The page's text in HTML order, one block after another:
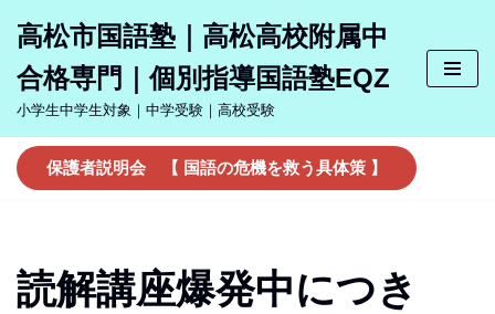
ン
テ
ン
ツ
へ
ッ
プ
高松市国語塾｜高松高校附属中
合格専門｜個別指導国語塾EQZ
小学生中学生対象｜中学受験｜高校受験
保護者説明会 【 国語の危機を救う具体策 】
読解講座爆発中につき